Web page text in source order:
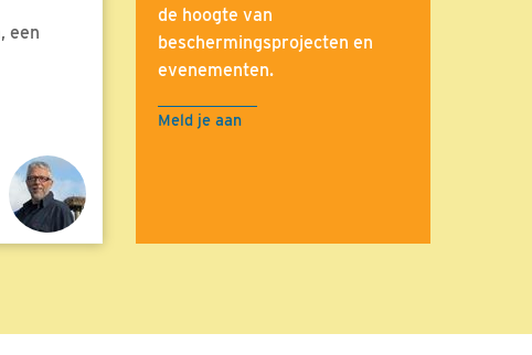
een
de hoogte van
beschermingsprojecten en
evenementen.
Meld je aan